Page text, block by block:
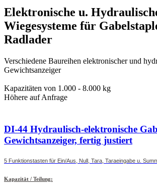
Elektronische u.
Wiegesysteme für
Radlader
Verschiedene Baureihen elektronischer und
Gewichtsanzeiger
Kapazitäten von 1.000 - 8.000 kg
Höhere auf Anfrage
DI-44 Hydraulisch-elektronische
Gewichtsanzeiger, fertig justiert
5 Funktionstasten für Ein/Aus, Null, Tara, Taraeingabe u.
Kapazität / Teilung: